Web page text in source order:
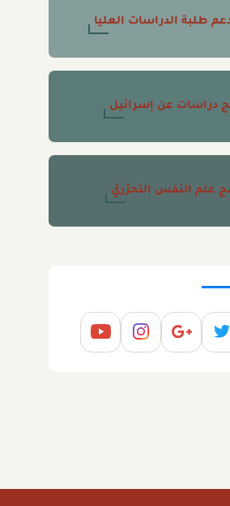
طلبة الدراسات العليا
دراسات عن إسرائيل
علم النفس التحرّريّ